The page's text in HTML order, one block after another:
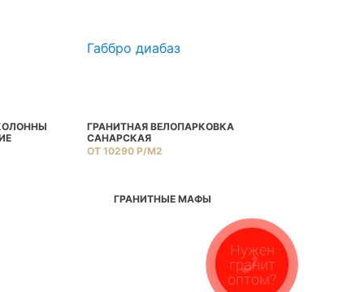
Габбро диабаз
ГРАНИТНАЯ ВЕЛОПАРКОВКА
САНАРСКАЯ
ОТ 10290 Р/М2
ГРАНИТНЫЕ МАФЫ
Нужен
гранит
оптом?